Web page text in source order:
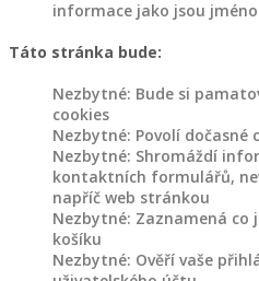
SPOKOJENÝ
TVORBA
informace jako jsou
Táto stránka bude:
Nezbytné: Bude si
cookies
Nezbytné: Povolí dočasné
Nezbytné: Shromáždí
kontaktních formulářů,
napříč web stránkou
Nezbytné: Zaznamená co
košíku
Nezbytné: Ověří vaše